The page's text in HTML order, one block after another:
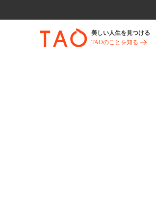
美しい人生を見つける
TAOのことを知る